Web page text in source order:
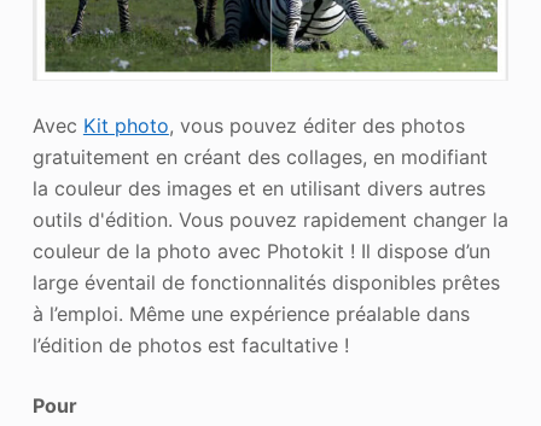
Avec Kit photo, vous pouvez éditer des photos
gratuitement en créant des collages, en modifiant
la couleur des images et en utilisant divers autres
outils d'édition. Vous pouvez rapidement changer la
couleur de la photo avec Photokit ! Il dispose d’un
large éventail de fonctionnalités disponibles prêtes
à l’emploi. Même une expérience préalable dans
l’édition de photos est facultative !
Pour